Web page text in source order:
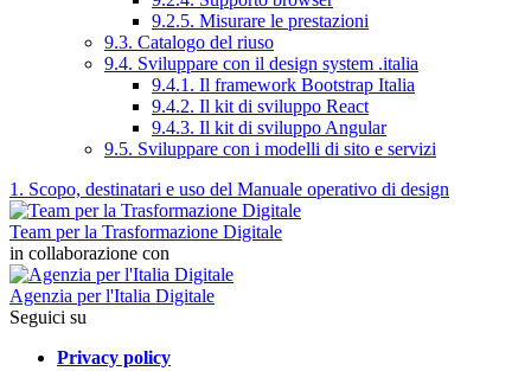
9.2.5. Misurare le prestazioni
9.3. Catalogo del riuso
9.4. Sviluppare con il design system .italia
9.4.1. Il framework Bootstrap Italia
9.4.2. Il kit di sviluppo React
9.4.3. Il kit di sviluppo Angular
9.5. Sviluppare con i modelli di sito e servizi
1. Scopo, destinatari e uso del Manuale operativo di design
Team per la Trasformazione Digitale
in collaborazione con
Agenzia per l'Italia Digitale
Seguici su
Privacy policy